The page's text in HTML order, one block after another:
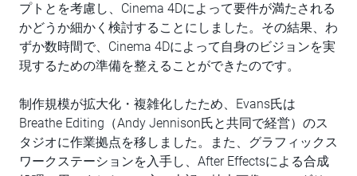
プトとを考慮し、Cinema 4Dによって要件が満たされる
かどうか細かく検討することにしました。その結果、わ
ずか数時間で、Cinema 4Dによって自身のビジョンを実
現するための準備を整えることができたのです。
制作規模が拡大化・複雑化したため、Evans氏は
Breathe Editing（Andy Jennison氏と共同で経営）のス
タジオに作業拠点を移しました。また、グラフィックス
ワークステーションを入手し、After Effectsによる合成